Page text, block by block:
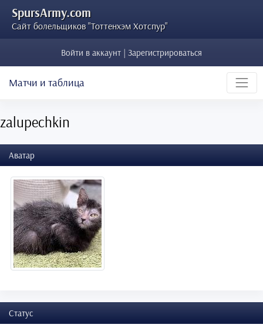
SpursArmy.com
Сайт болельщиков "Тоттенхэм Хотспур"
Войти в аккаунт | Зарегистрироваться
Матчи и таблица
zalupechkin
Аватар
Статус